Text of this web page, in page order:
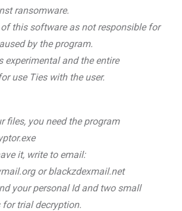
ransomware.
of this software as not responsible for
by the program.
experimental and the entire
use Ties with the user.
files, you need the program
it, write to email:
or blackzdexmail.net
your personal Id and two small
for trial decryption.